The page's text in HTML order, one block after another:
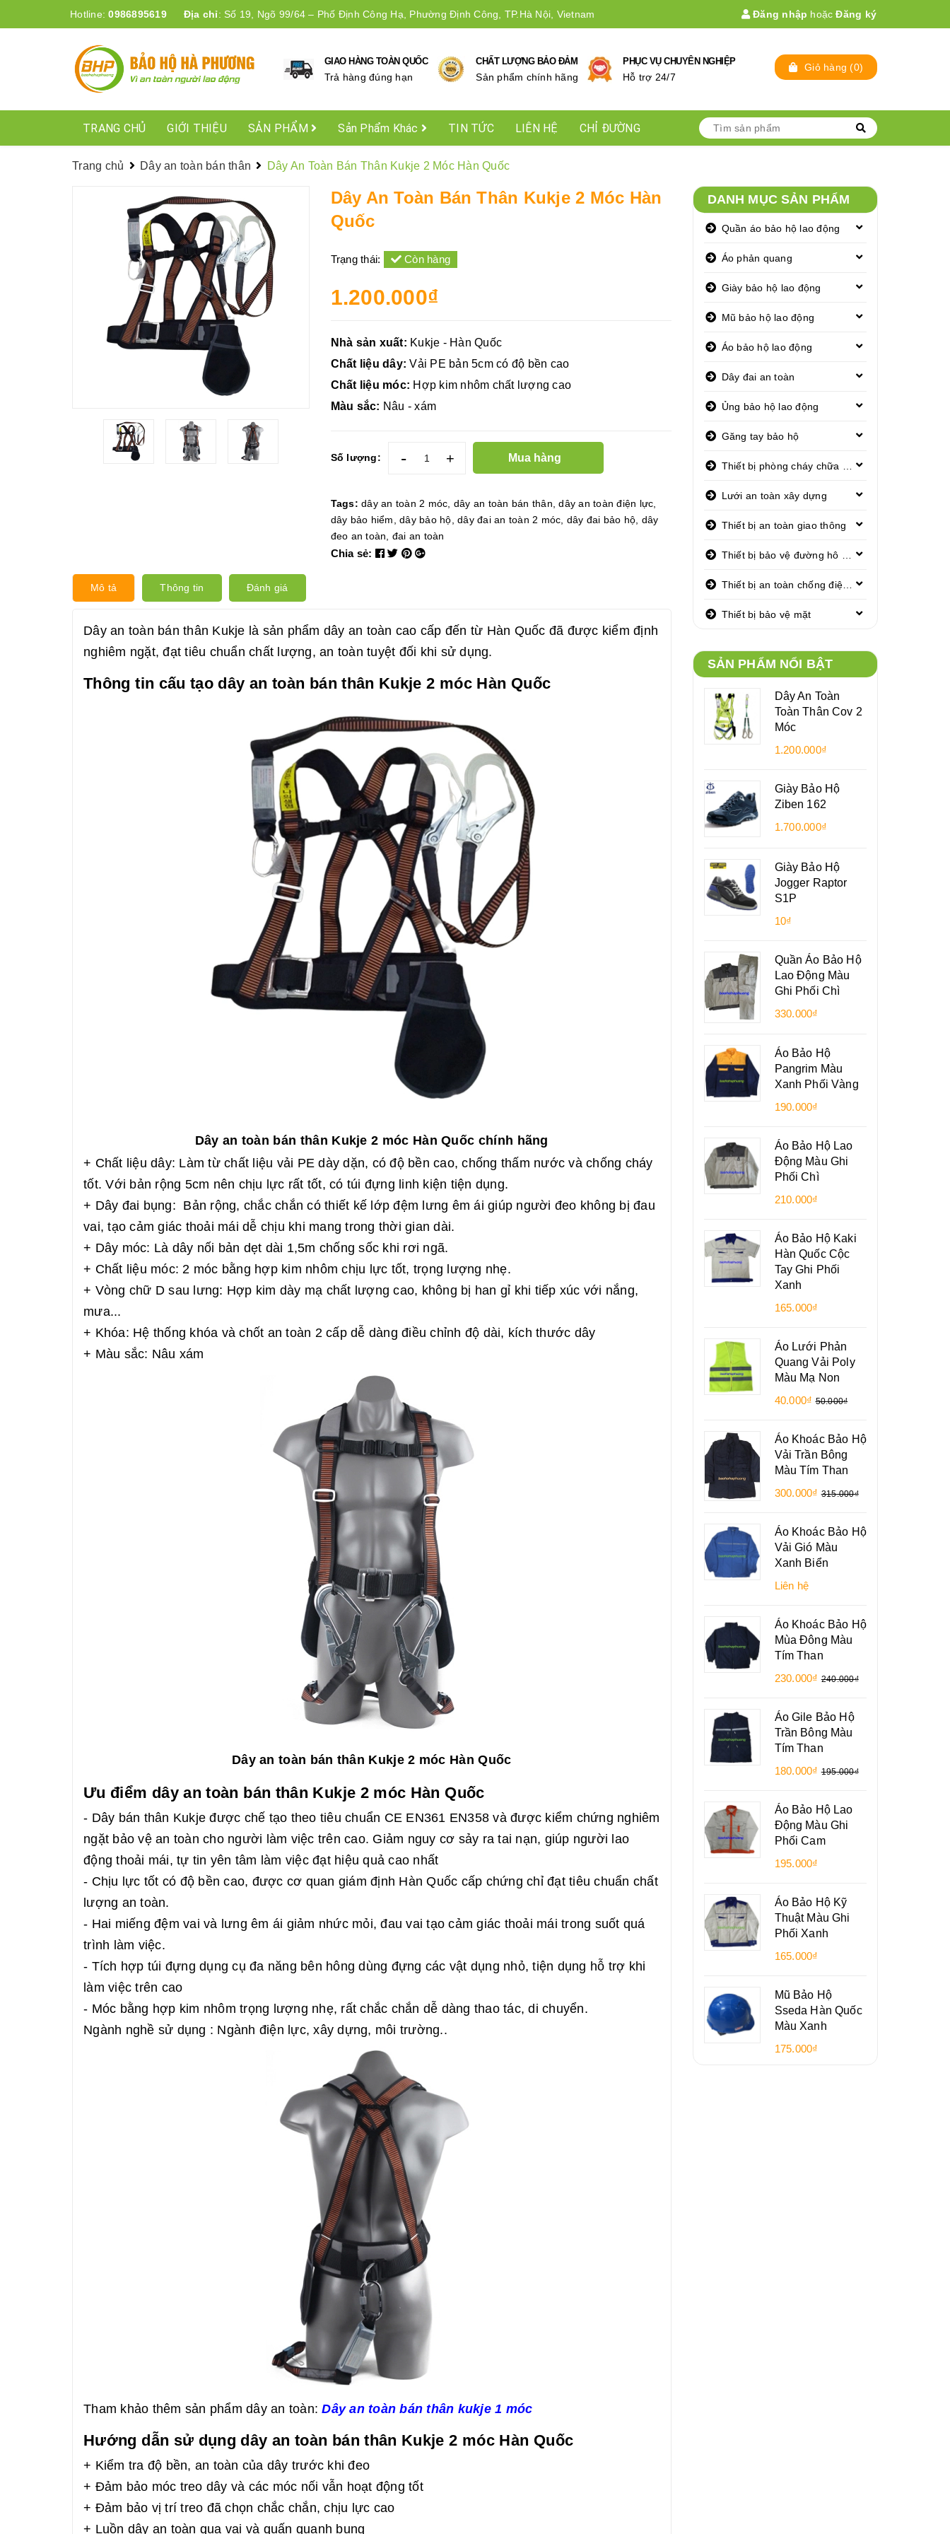
Hotline:0986895619 Địa chỉ: Số 19, Ngõ 99/64 – Phố Định Công Hạ, Phường Định Công, TP.Hà Nội, Vietnam Đăng nhập hoặc Đăng ký
GIAO HÀNG TOÀN QUỐC
Trả hàng đúng hạn
CHẤT LƯỢNG BẢO ĐẢM
Sản phẩm chính hãng
PHỤC VỤ CHUYÊN NGHIỆP
Hỗ trợ 24/7
Giỏ hàng (0)
TRANG CHỦ GIỚI THIỆU SẢN PHẨM Sản Phẩm Khác TIN TỨC LIÊN HỆ CHỈ ĐƯỜNG
Trang chủ Dây an toàn bán thân Dây An Toàn Bán Thân Kukje 2 Móc Hàn Quốc
Dây An Toàn Bán Thân Kukje 2 Móc Hàn
Quốc
Trạng thái: Còn hàng
1.200.000₫
Nhà sản xuất: Kukje - Hàn Quốc
Chất liệu dây: Vải PE bản 5cm có độ bền cao
Chất liệu móc: Hợp kim nhôm chất lượng cao
Màu sắc: Nâu - xám
Số lượng: - + Mua hàng
Tags:dây an toàn 2 móc dây an toàn bán thân ,dây an toàn điện lực
dây bảo hiểm
,dây bảo hộ ,dây đai an toàn 2 móc dây đai bảo hộ dây
đeo an toàn
đai an toàn
Chia sẻ:
Mô tả Thông tin Đánh giá
Dây an toàn bán thân Kukje là sản phẩm dây an toàn cao cấp đến từ Hàn Quốc đã được kiểm định
nghiêm ngặt, đạt tiêu chuẩn chất lượng, an toàn tuyệt đối khi sử dụng.
Thông tin cấu tạo dây an toàn bán thân Kukje 2 móc Hàn Quốc
Dây an toàn bán thân Kukje 2 móc Hàn Quốc chính hãng
+ Chất liệu dây: Làm từ chất liệu vải PE dày dặn, có độ bền cao, chống thấm nước và chống cháy
tốt. Với bản rộng 5cm nên chịu lực rất tốt, có túi đựng linh kiện tiện dụng.
+ Dây đai bụng: Bản rộng, chắc chắn có thiết kế lớp đệm lưng êm ái giúp người đeo không bị đau
vai, tạo cảm giác thoải mái dễ chịu khi mang trong thời gian dài.
+ Dây móc: Là dây nối bản dẹt dài 1,5m chống sốc khi rơi ngã.
+ Chất liệu móc: 2 móc bằng hợp kim nhôm chịu lực tốt, trọng lượng nhẹ.
+ Vòng chữ D sau lưng: Hợp kim dày mạ chất lượng cao, không bị han gỉ khi tiếp xúc với nắng,
mưa...
+ Khóa: Hệ thống khóa và chốt an toàn 2 cấp dễ dàng điều chỉnh độ dài, kích thước dây
+ Màu sắc: Nâu xám
Dây an toàn bán thân Kukje 2 móc Hàn Quốc
Ưu điểm dây an toàn bán thân Kukje 2 móc Hàn Quốc
- Dây bán thân Kukje được chế tạo theo tiêu chuẩn CE EN361 EN358 và được kiểm chứng nghiêm
ngặt bảo vệ an toàn cho người làm việc trên cao. Giảm nguy cơ sảy ra tai nạn, giúp người lao
động thoải mái, tự tin yên tâm làm việc đạt hiệu quả cao nhất
- Chịu lực tốt có độ bền cao, được cơ quan giám định Hàn Quốc cấp chứng chỉ đạt tiêu chuẩn chất
lượng an toàn.
- Hai miếng đệm vai và lưng êm ái giảm nhức mỏi, đau vai tạo cảm giác thoải mái trong suốt quá
trình làm việc.
- Tích hợp túi đựng dụng cụ đa năng bên hông dùng đựng các vật dụng nhỏ, tiện dụng hỗ trợ khi
làm việc trên cao
- Móc bằng hợp kim nhôm trọng lượng nhẹ, rất chắc chắn dễ dàng thao tác, di chuyển.
Ngành nghề sử dụng : Ngành điện lực, xây dựng, môi trường..
Tham khảo thêm sản phẩm dây an toàn:Dây an toàn bán thân kukje 1 móc
Hướng dẫn sử dụng dây an toàn bán thân Kukje 2 móc Hàn Quốc
+ Kiểm tra độ bền, an toàn của dây trước khi đeo
+ Đảm bảo móc treo dây và các móc nối vẫn hoạt động tốt
+ Đảm bảo vị trí treo đã chọn chắc chắn, chịu lực cao
+ Luồn dây an toàn qua vai và quấn quanh bụng
DANH MỤC SẢN PHẨM
Quần áo bảo hộ lao động
Áo phản quang
Giày bảo hộ lao động
Mũ bảo hộ lao động
Áo bảo hộ lao động
Dây đai an toàn
Ủng bảo hộ lao động
Găng tay bảo hộ
Lưới an toàn xây dựng
Thiết bị an toàn giao thông
Thiết bị bảo vệ mặt
SẢN PHẨM NỔI BẬT
Dây An Toàn
Toàn Thân Cov 2
Móc
1.200.000₫
Giày Bảo Hộ
Ziben 162
1.700.000₫
Giày Bảo Hộ
Jogger Raptor
S1P
10₫
Quần Áo Bảo Hộ
Lao Động Màu
Ghi Phối Chì
330.000₫
Áo Bảo Hộ
Pangrim Màu
Xanh Phối Vàng
190.000₫
Áo Bảo Hộ Lao
Động Màu Ghi
Phối Chì
210.000₫
Áo Bảo Hộ Kaki
Hàn Quốc Cộc
Tay Ghi Phối
Xanh
165.000₫
Áo Lưới Phản
Quang Vải Poly
Màu Mạ Non
40.000₫ 50.000₫
Áo Khoác Bảo Hộ
Vải Trần Bông
Màu Tím Than
300.000₫ 315.000₫
Áo Khoác Bảo Hộ
Vải Gió Màu
Xanh Biển
Liên hệ
Áo Khoác Bảo Hộ
Mùa Đông Màu
Tím Than
230.000₫ 240.000₫
Áo Gile Bảo Hộ
Trần Bông Màu
Tím Than
180.000₫ 195.000₫
Áo Bảo Hộ Lao
Động Màu Ghi
Phối Cam
195.000₫
Áo Bảo Hộ Kỹ
Thuật Màu Ghi
Phối Xanh
165.000₫
Mũ Bảo Hộ
Sseda Hàn Quốc
Màu Xanh
175.000₫